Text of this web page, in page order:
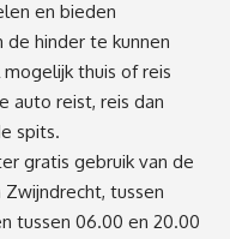
en bieden
hinder te kunnen
thuis of reis
auto reist, reis dan
spits.
gratis gebruik van de
tussen
tussen 06.00 en 20.00